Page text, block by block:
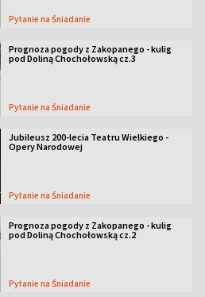
Pytanie na Śniadanie
Prognoza pogody z Zakopanego - kulig
pod Doliną Chochołowską cz.3
Pytanie na Śniadanie
Jubileusz 200-lecia Teatru Wielkiego -
Opery Narodowej
Pytanie na Śniadanie
Prognoza pogody z Zakopanego - kulig
pod Doliną Chochołowską cz.2
Pytanie na Śniadanie